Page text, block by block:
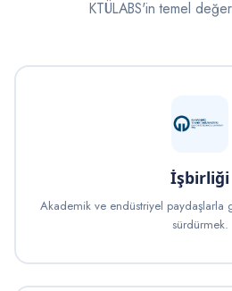
KTÜLABS'in temel
İşbirliği
Akademik ve endüstriyel paydaşlarla
sürdürmek.